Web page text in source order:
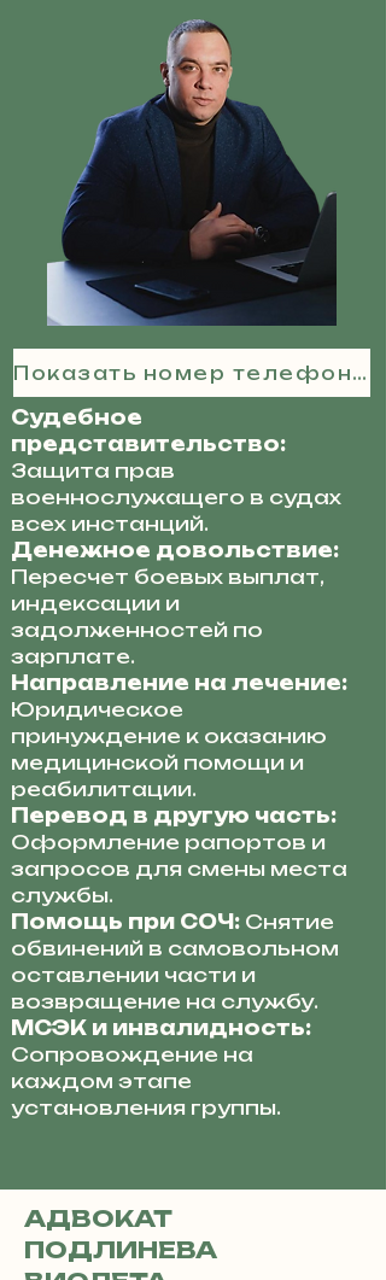
Показать номер телефона
Судебное
представительство:
Защита прав
военнослужащего в судах
всех инстанций.
Денежное довольствие:
Пересчет боевых выплат,
индексации и
задолженностей по
зарплате.
Направление на лечение:
Юридическое
принуждение к оказанию
медицинской помощи и
реабилитации.
Перевод в другую часть:
Оформление рапортов и
запросов для смены места
службы.
Помощь при СОЧ: Снятие
обвинений в самовольном
оставлении части и
возвращение на службу.
МСЭК и инвалидность:
Сопровождение на
каждом этапе
установления группы.
АДВОКАТ
ПОДЛИНЕВА